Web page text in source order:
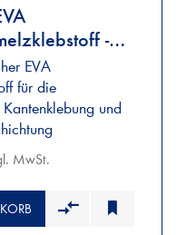
-
EVA
für die
und
MwSt.